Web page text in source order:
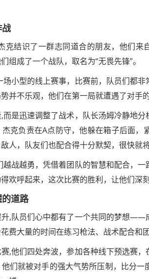
克结识了一群志同道合的朋友，他们
组成了一个战队，取名为“无畏先锋”。
场小型的线上赛事，比赛前，队员们都
并不乐观，他们在第一局就遭遇了对手
而是迅速调整了战术，队长汤姆冷静地
克负责在A点防守，他躲在箱子后面
人，队友们也配合得十分默契，很快就
战越勇，凭借着团队的智慧和配合，
欢呼起来，这次比赛的胜利，让他们深
道路
,队员们心中都有了一个共同的梦想——
费大量的时间在练习枪法、战术配合和团
,他们四处奔波，参加各种线下预选赛
们就被对手的强大气势所压制，比分